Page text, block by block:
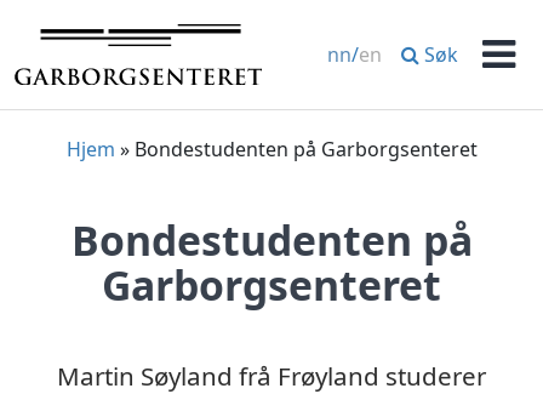
innhold
nn/en Søk
Hjem » Bondestudenten på Garborgsenteret
Bondestudenten på
Garborgsenteret
Martin Søyland frå Frøyland studerer